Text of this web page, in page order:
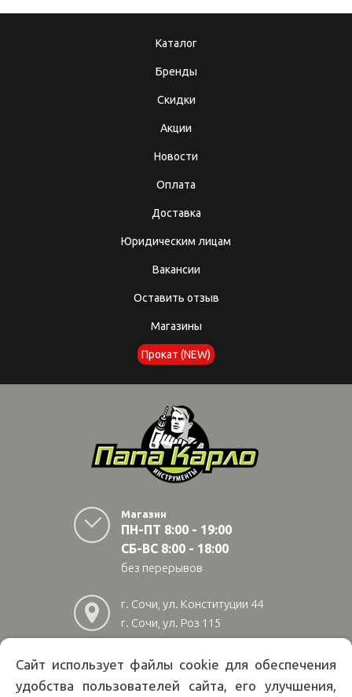
Каталог
Бренды
Скидки
Акции
Новости
Оплата
Доставка
Юридическим лицам
Вакансии
Оставить отзыв
Магазины
Прокат (NEW)
Магазин
ПН-ПТ 8:00 - 19:00
СБ-ВС 8:00 - 18:00
без перерывов
г. Сочи, ул. Конституции 44
г. Сочи, ул. Роз 115
г. Адлер, ул Авиационная
28/10
Сайт использует файлы cookie для обеспечения
удобства пользователей сайта, его улучшения,